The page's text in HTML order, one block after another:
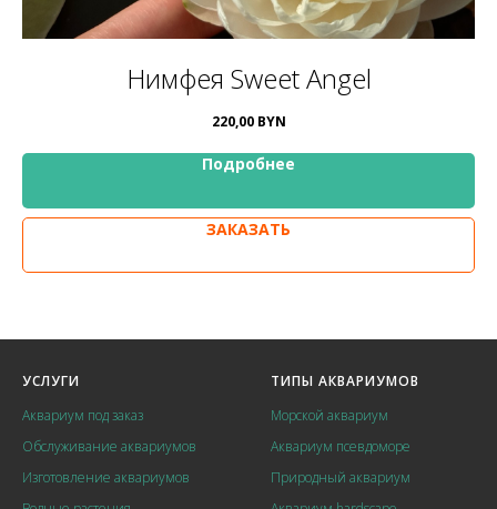
Нимфея Sweet Angel
220,00 BYN
Подробнее
ЗАКАЗАТЬ
УСЛУГИ
Аквариум под заказ
Обслуживание аквариумов
Изготовление аквариумов
ТИПЫ АКВАРИУМОВ
Морской аквариум
Аквариум псевдоморе
Природный аквариум